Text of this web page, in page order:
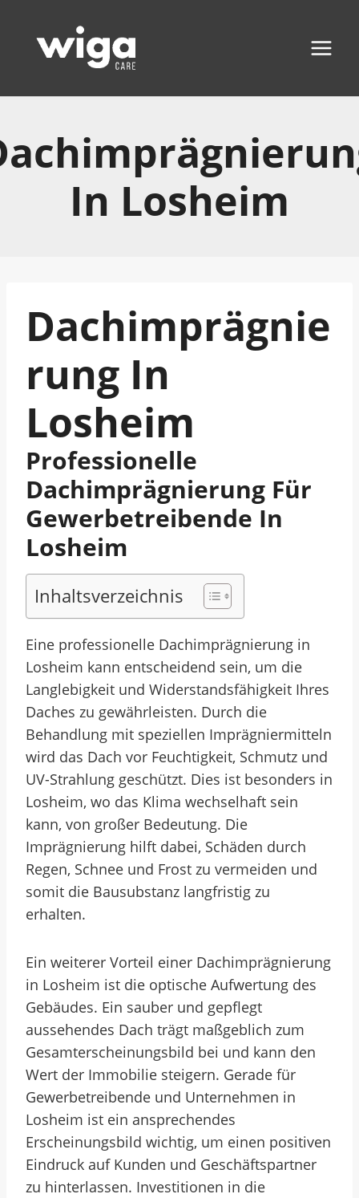
Inhalt
springen
In Losheim
Dachimprägnie
Rung In
Losheim
Professionelle
Dachimprägnierung Für
Gewerbetreibende In
Losheim
Inhaltsverzeichnis
Eine professionelle Dachimprägnierung in
Losheim kann entscheidend sein, um die
Langlebigkeit und Widerstandsfähigkeit Ihres
Daches zu gewährleisten. Durch die
Behandlung mit speziellen Imprägniermitteln
wird das Dach vor Feuchtigkeit, Schmutz und
UV-Strahlung geschützt. Dies ist besonders in
Losheim, wo das Klima wechselhaft sein
kann, von großer Bedeutung. Die
Imprägnierung hilft dabei, Schäden durch
Regen, Schnee und Frost zu vermeiden und
somit die Bausubstanz langfristig zu
erhalten.
Ein weiterer Vorteil einer Dachimprägnierung
in Losheim ist die optische Aufwertung des
Gebäudes. Ein sauber und gepflegt
aussehendes Dach trägt maßgeblich zum
Gesamterscheinungsbild bei und kann den
Wert der Immobilie steigern. Gerade für
Gewerbetreibende und Unternehmen in
Losheim ist ein ansprechendes
Erscheinungsbild wichtig, um einen positiven
Eindruck auf Kunden und Geschäftspartner
zu hinterlassen. Investitionen in die